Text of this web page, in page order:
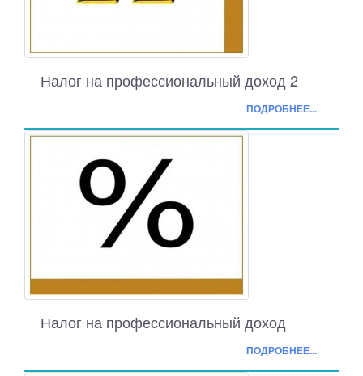
Налог на профессиональный доход 2
ПОДРОБНЕЕ...
Налог на профессиональный доход
ПОДРОБНЕЕ...